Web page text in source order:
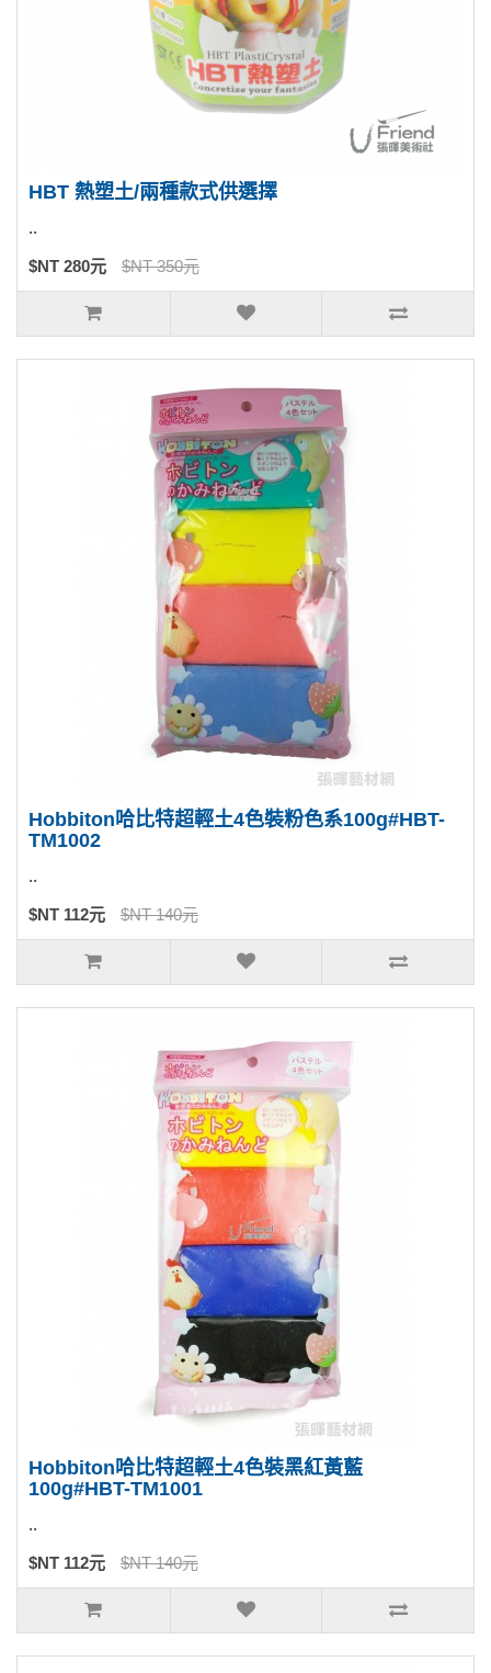
HBT 熱塑土/兩種款式供選擇
..
$NT 280元 $NT 350元
Hobbiton哈比特超輕土4色裝粉色系100g#HBT-
TM1002
..
$NT 112元 $NT 140元
Hobbiton哈比特超輕土4色裝黑紅黃藍
100g#HBT-TM1001
..
$NT 112元 $NT 140元